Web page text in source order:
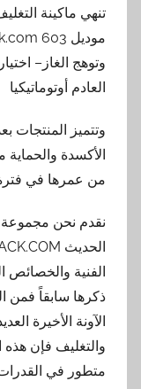
تنهي ماكينة
وتوهج الغاز–
العادم أوتوماتيكيا
وتتميز المنتجات
الأكسدة والحماية
من عمرها في
نقدم نحن
الفنية والخصائص
ذكرها سابقاً فمن
الآونة الأخيرة
والتغليف فإن هذه
متطور في القدرات